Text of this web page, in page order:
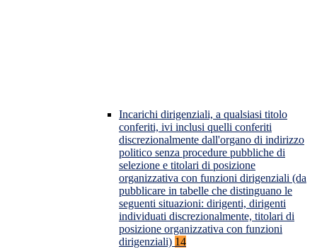
Incarichi dirigenziali, a qualsiasi titolo
conferiti, ivi inclusi quelli conferiti
discrezionalmente dall'organo di indirizzo
politico senza procedure pubbliche di
selezione e titolari di posizione
organizzativa con funzioni dirigenziali (da
pubblicare in tabelle che distinguano le
seguenti situazioni: dirigenti, dirigenti
individuati discrezionalmente, titolari di
posizione organizzativa con funzioni
dirigenziali) 14